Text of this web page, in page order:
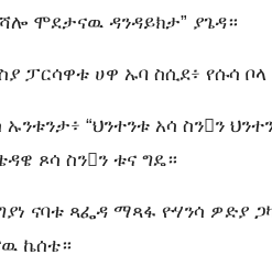
ሻሎ ሞደታናዉ ዳንዳይክታ” ያጌዳ።
ፓርሳዋቱ ሀዋ ኡባ ስሲደ፥ የሱሳ
ኡንቱንታ፥ “ህንተንቱ አሳ ስንን
ጾሳ ስንን ቱና ግዴ።
ናባቱ ጻፌዳ ማጻፋ ዮሃንሳ ዎድያ
ኬሰቴ።